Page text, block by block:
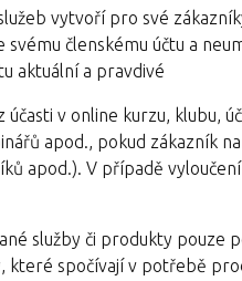
vytvoří pro své
členskému účtu a
aktuální a pravdivé
v online kurzu, klubu,
apod., pokud zákazník
apod.). V případě
služby či produkty pouze
spočívají v potřebě